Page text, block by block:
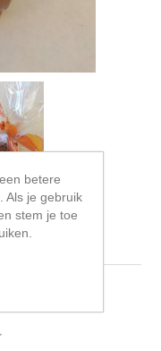
betere
Als je gebruik
stem je toe